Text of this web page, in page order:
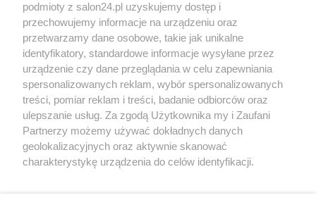
Społeczeństwo
Kultura
X Facebook Instagram Youtube
podmioty z salon24.pl uzyskujemy dostęp i
przechowujemy informacje na urządzeniu oraz
przetwarzamy dane osobowe, takie jak unikalne
identyfikatory, standardowe informacje wysyłane przez
urządzenie czy dane przeglądania w celu zapewniania
spersonalizowanych reklam, wybór spersonalizowanych
treści, pomiar reklam i treści, badanie odbiorców oraz
ulepszanie usług. Za zgodą Użytkownika my i Zaufani
Partnerzy możemy używać dokładnych danych
geolokalizacyjnych oraz aktywnie skanować
charakterystykę urządzenia do celów identyfikacji.